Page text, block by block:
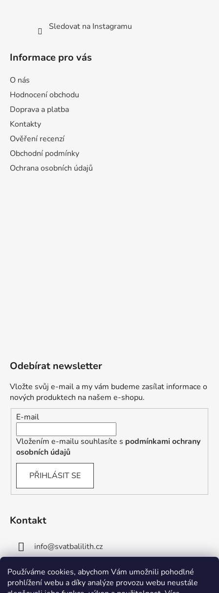
Používáme cookies, abychom Vám umožnili pohodlné
prohlížení webu a díky analýze provozu webu neustále
Sledovat na Instagramu
Informace pro vás
O nás
Hodnocení obchodu
Doprava a platba
Kontakty
Ověření recenzí
Obchodní podmínky
Ochrana osobních údajů
Odebírat newsletter
Vložte svůj e-mail a my vám budeme zasílat informace o
nových produktech na našem e-shopu.
E-mail
Vložením e-mailu souhlasíte s podmínkami ochrany
osobních údajů
PŘIHLÁSIT SE
Kontakt
info@svatbalilith.cz
+420 778 745 219